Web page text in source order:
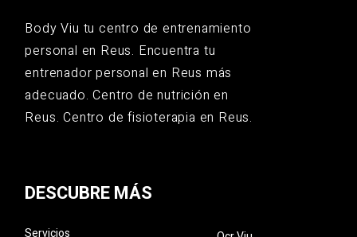
Body Viu tu centro de entrenamiento
personal en Reus. Encuentra tu
entrenador personal en Reus más
adecuado. Centro de nutrición en
Reus. Centro de fisioterapia en Reus.
DESCUBRE MÁS
Servicios